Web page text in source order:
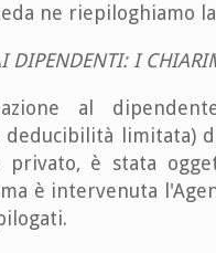
ne riepiloghiamo
I
al
deducibilità limitata)
privato, è stata
è intervenuta